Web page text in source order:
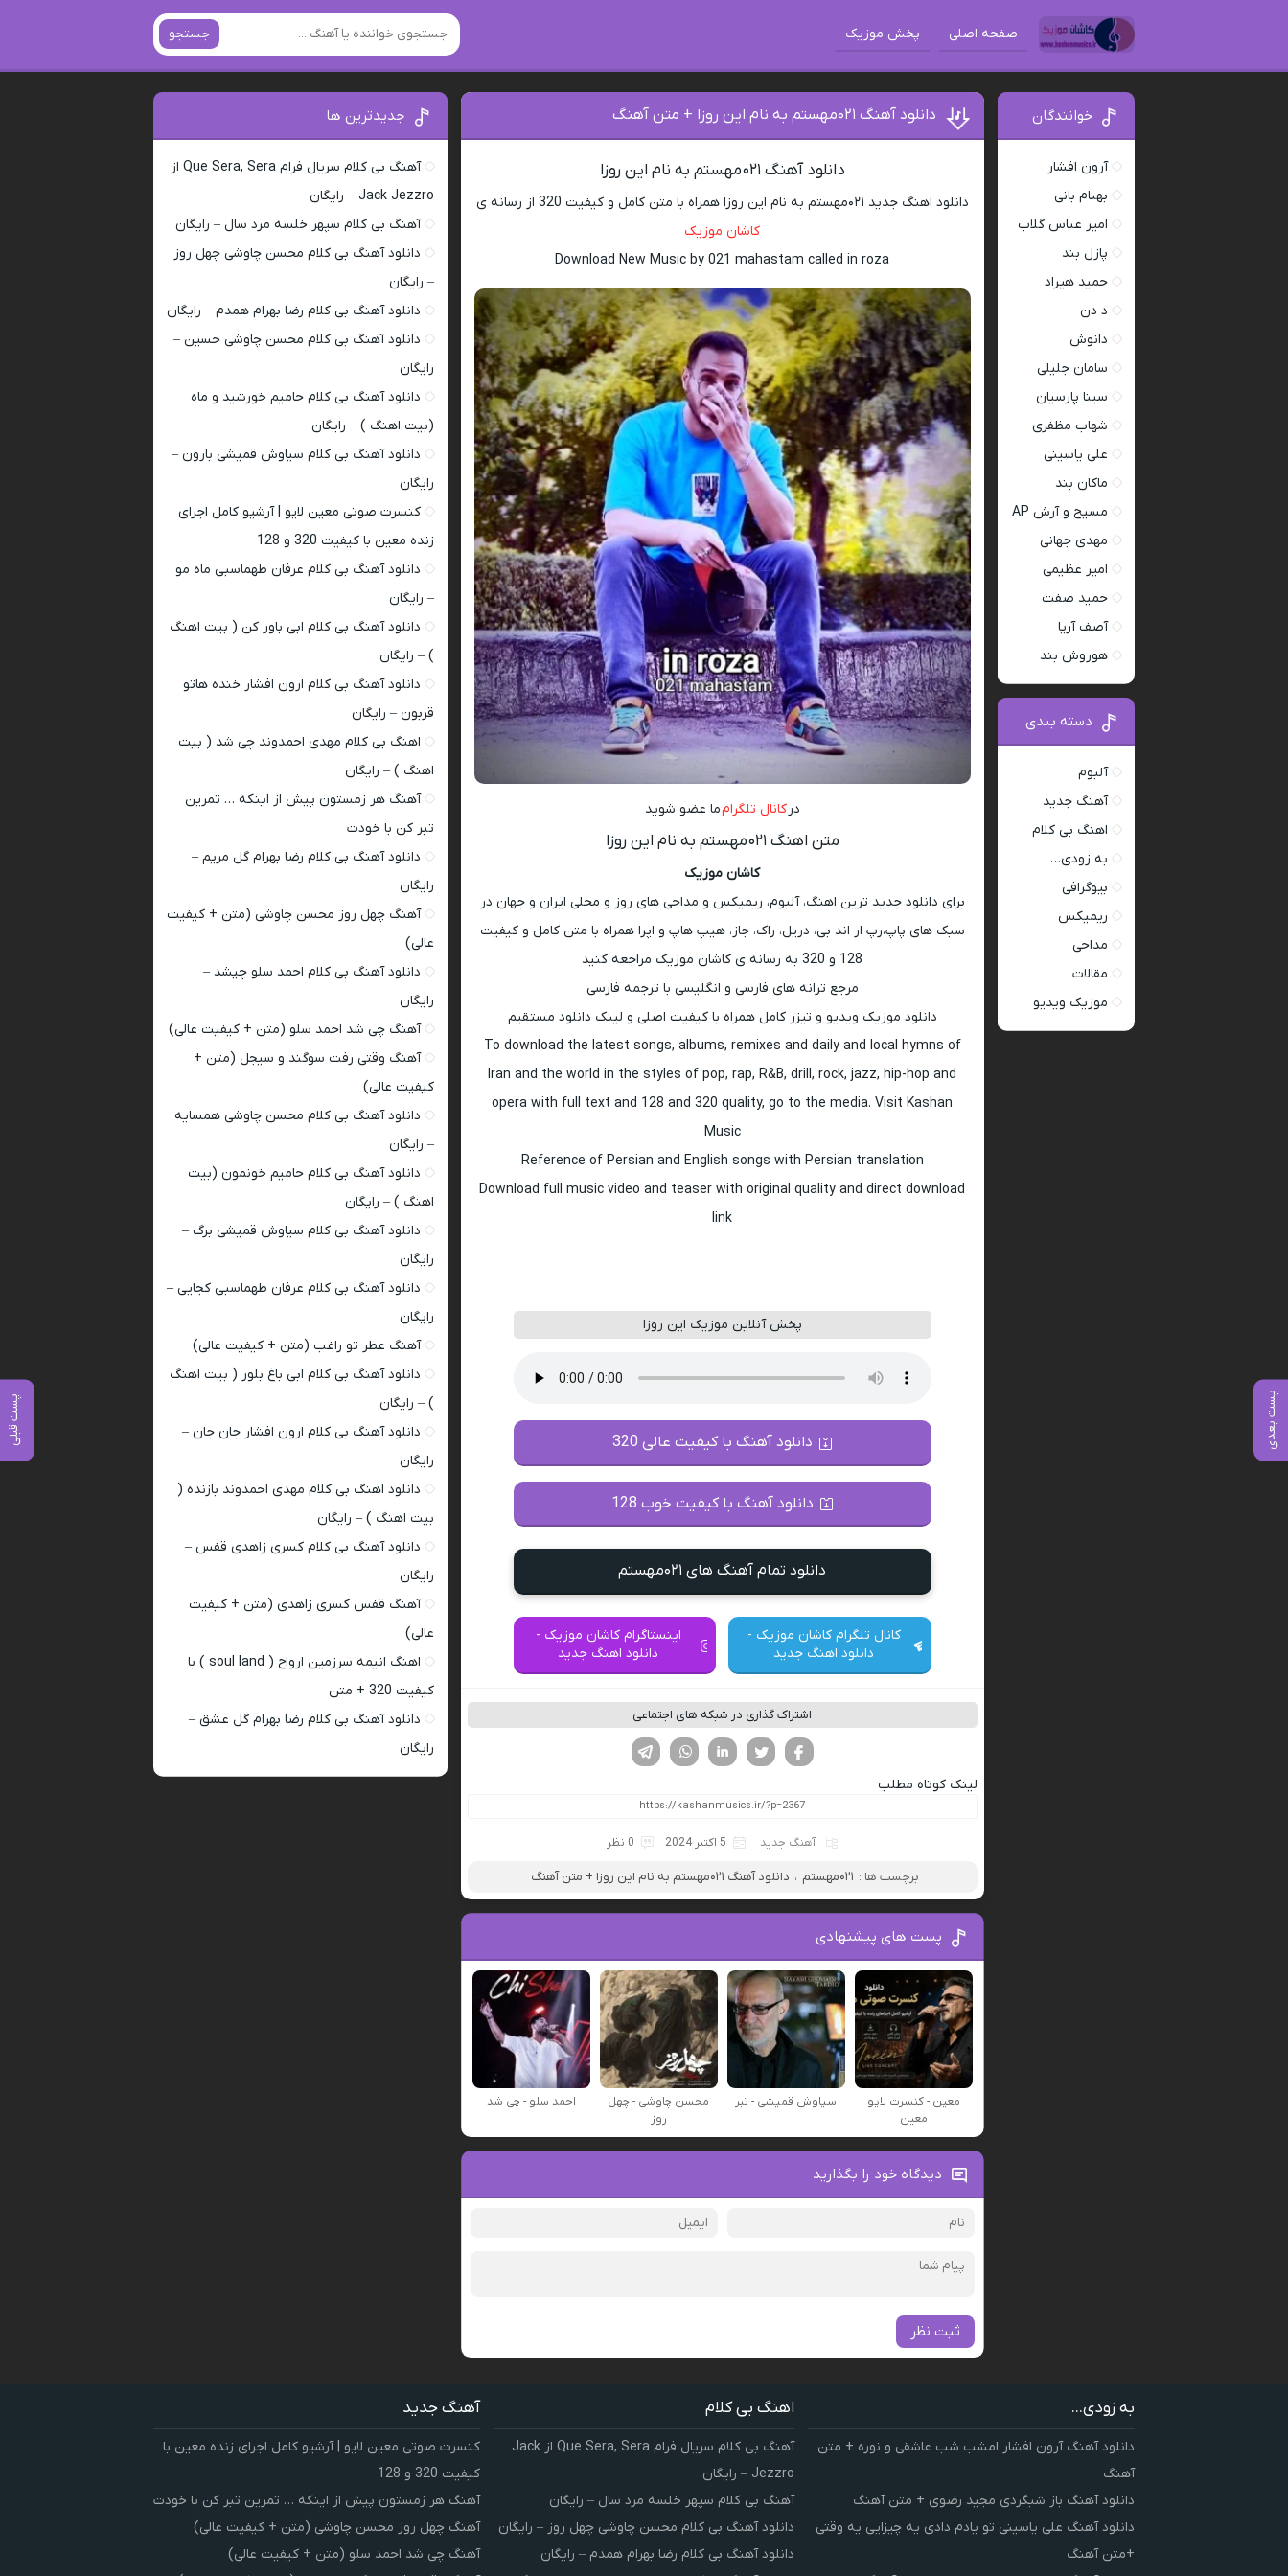
صفحه اصلی پخش موزیک جستجو
پست بعدی پست قبلی
دانلود آهنگ ۰۲۱مهستم به نام این روزا + متن آهنگ
دانلود آهنگ ۰۲۱مهستم به نام این روزا
دانلود اهنگ جدید ۰۲۱مهستم به نام این روزا همراه با متن کامل و کیفیت 320 از رسانه ی
کاشان موزیک
Download New Music by 021 mahastam called in roza
درکانال تلگرامما عضو شوید
متن اهنگ ۰۲۱مهستم به نام این روزا
کاشان موزیک
برای دانلود جدید ترین اهنگ، آلبوم، ریمیکس و مداحی های روز و محلی ایران و جهان در
سبک های پاپ،رپ ار اند بی، دریل، راک، جاز، هیپ هاپ و اپرا همراه با متن کامل و کیفیت
128 و 320 به رسانه ی کاشان موزیک مراجعه کنید
مرجع ترانه های فارسی و انگلیسی با ترجمه فارسی
دانلود موزیک ویدیو و تیزر کامل همراه با کیفیت اصلی و لینک دانلود مستقیم
To download the latest songs, albums, remixes and daily and local hymns of
Iran and the world in the styles of pop, rap, R&B, drill, rock, jazz, hip-hop and
opera with full text and 128 and 320 quality, go to the media. Visit Kashan
Music
Reference of Persian and English songs with Persian translation
Download full music video and teaser with original quality and direct download
link
پخش آنلاین موزیک این روزا
دانلود آهنگ با کیفیت عالی 320
دانلود آهنگ با کیفیت خوب 128
دانلود تمام آهنگ های ۰۲۱مهستم
کانال تلگرام کاشان موزیک -
دانلود اهنگ جدید
اینستاگرام کاشان موزیک -
دانلود اهنگ جدید
اشتراک گذاری در شبکه های اجتماعی
لینکدین تویتر
فیسوک
لینک کوتاه مطلب
آهنگ جدید 5 اکتبر 2024 0 نظر
برچسب ها : ۰۲۱مهستم ، دانلود آهنگ ۰۲۱مهستم به نام این روزا + متن آهنگ
پست های پیشنهادی
معین - کنسرت لایو
معین
سیاوش قمیشی - تبر
محسن چاوشی - چهل
روز
احمد سلو - چی شد
دیدگاه خود را بگذارید
ثبت نظر
خوانندگان
آرون افشار
بهنام بانی
امیر عباس گلاب
پازل بند
حمید هیراد
د دن
دانوش
سامان جلیلی
سینا پارسیان
شهاب مظفری
علی یاسینی
ماکان بند
مسیح و آرش AP
مهدی جهانی
امیر عظیمی
حمید صفت
آصف آریا
هوروش بند
دسته بندی
آلبوم
آهنگ جدید
اهنگ بی کلام
به زودی…
بیوگرافی
ریمیکس
مداحی
مقالات
موزیک ویدیو
جدیدترین ها
آهنگ بی کلام سریال فرام Que Sera, Sera از
Jack Jezzro – رایگان
آهنگ بی کلام سپهر خلسه مرد سال – رایگان
دانلود آهنگ بی کلام محسن چاوشی چهل روز
– رایگان
دانلود آهنگ بی کلام رضا بهرام همدم – رایگان
دانلود آهنگ بی کلام محسن چاوشی حسین –
رایگان
دانلود آهنگ بی کلام حامیم خورشید و ماه
(بیت اهنگ ) – رایگان
دانلود آهنگ بی کلام سیاوش قمیشی بارون –
رایگان
کنسرت صوتی معین لایو | آرشیو کامل اجرای
زنده معین با کیفیت 320 و 128
دانلود آهنگ بی کلام عرفان طهماسبی ماه مو
– رایگان
دانلود آهنگ بی کلام ابی باور کن ( بیت اهنگ
) – رایگان
دانلود آهنگ بی کلام ارون افشار خنده هاتو
قربون – رایگان
اهنگ بی کلام مهدی احمدوند چی شد ( بیت
اهنگ ) – رایگان
آهنگ هر زمستون پیش از اینکه … تمرین
تبر کن با خودت
دانلود آهنگ بی کلام رضا بهرام گل مریم –
رایگان
آهنگ چهل روز محسن چاوشی (متن + کیفیت
عالی)
دانلود آهنگ بی کلام احمد سلو چیشد –
رایگان
آهنگ چی شد احمد سلو (متن + کیفیت عالی)
آهنگ وقتی رفت سوگند و سیجل (متن +
کیفیت عالی)
دانلود آهنگ بی کلام محسن چاوشی همسایه
– رایگان
دانلود آهنگ بی کلام حامیم خونمون (بیت
اهنگ ) – رایگان
دانلود آهنگ بی کلام سیاوش قمیشی برگ –
رایگان
دانلود آهنگ بی کلام عرفان طهماسبی کجایی –
رایگان
آهنگ عطر تو راغب (متن + کیفیت عالی)
دانلود آهنگ بی کلام ابی باغ بلور ( بیت اهنگ
) – رایگان
دانلود آهنگ بی کلام ارون افشار جان جان –
رایگان
دانلود اهنگ بی کلام مهدی احمدوند بازنده (
بیت اهنگ ) – رایگان
دانلود آهنگ بی کلام کسری زاهدی قفس –
رایگان
آهنگ قفس کسری زاهدی (متن + کیفیت
عالی)
اهنگ انیمه سرزمین ارواح ( soul land ) با
کیفیت 320 + متن
دانلود آهنگ بی کلام رضا بهرام گل عشق –
رایگان
به زودی...
دانلود آهنگ آرون افشار امشب شب عاشقی و نوره + متن
آهنگ
دانلود آهنگ باز شبگردی مجید رضوی + متن آهنگ
دانلود آهنگ علی یاسینی تو یادم دادی یه چیزایی یه وقتی
+متن آهنگ
اهنگ بی کلام
آهنگ بی کلام سریال فرام Que Sera, Sera از Jack
Jezzro – رایگان
آهنگ بی کلام سپهر خلسه مرد سال – رایگان
دانلود آهنگ بی کلام محسن چاوشی چهل روز – رایگان
دانلود آهنگ بی کلام رضا بهرام همدم – رایگان
آهنگ جدید
کنسرت صوتی معین لایو | آرشیو کامل اجرای زنده معین با
کیفیت 320 و 128
آهنگ هر زمستون پیش از اینکه … تمرین تبر کن با خودت
آهنگ چهل روز محسن چاوشی (متن + کیفیت عالی)
آهنگ چی شد احمد سلو (متن + کیفیت عالی)